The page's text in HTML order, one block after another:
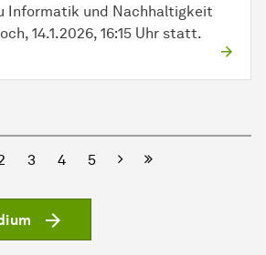
Informatik und Nachhaltigkeit
14.1.2026, 16:15 Uhr statt.
3 4 5 Nächste